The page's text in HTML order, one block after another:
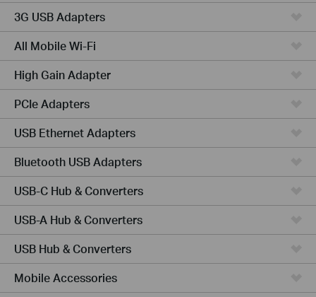
3G USB Adapters
All Mobile Wi-Fi
High Gain Adapter
PCIe Adapters
USB Ethernet Adapters
Bluetooth USB Adapters
USB-C Hub & Converters
USB-A Hub & Converters
USB Hub & Converters
Mobile Accessories